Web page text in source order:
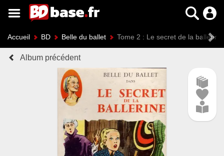
Accueil BD Belle du ballet Tome 2 : Le secret de la ballerine
Album précédent